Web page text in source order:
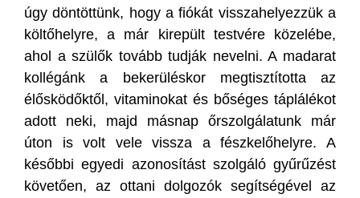
úgy döntöttünk, hogy a fiókát visszahelyezzük a
költőhelyre, a már kirepült testvére közelébe,
ahol a szülők tovább tudják nevelni. A madarat
kollégánk a bekerüléskor megtisztította az
élősködőktől, vitaminokat és bőséges táplálékot
adott neki, majd másnap őrszolgálatunk már
úton is volt vele vissza a fészkelőhelyre. A
későbbi egyedi azonosítást szolgáló gyűrűzést
követően, az ottani dolgozók segítségével az